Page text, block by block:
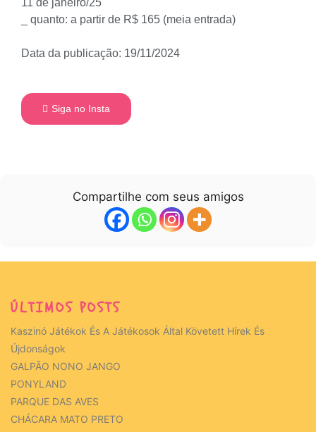
_ quanto: a partir de R$ 165 (meia entrada)
Data da publicação: 19/11/2024
Siga no Insta
Compartilhe com seus amigos
ÚLTIMOS POSTS
Kaszinó Játékok És A Játékosok Által Követett Hírek És
Újdonságok
GALPÃO NONO JANGO
PONYLAND
PARQUE DAS AVES
CHÁCARA MATO PRETO